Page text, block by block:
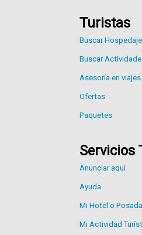
Turistas
Buscar Hospedaje
Buscar
Asesoría en viajes
Ofertas
Paquetes
Servicios
Anunciar aquí
Ayuda
Mi Hotel o Posada
Mi Actividad